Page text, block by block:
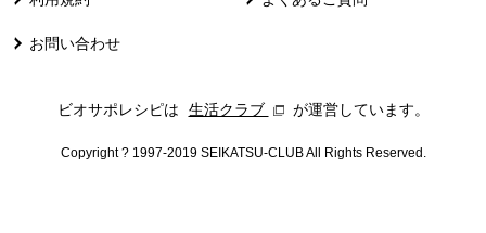
お問い合わせ
ビオサポレシピは 生活クラブ 別のウィンドウで開きます。
が運営しています。
Copyright ? 1997-2019 SEIKATSU-CLUB All Rights Reserved.